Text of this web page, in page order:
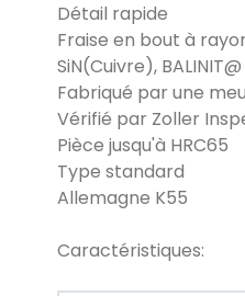
Détail rapide
Fraise en bout à
SiN(Cuivre), BALINIT@
Fabriqué par une
Vérifié par Zoller
Pièce jusqu'à HRC65
Type standard
Allemagne K55
Caractéristiques: